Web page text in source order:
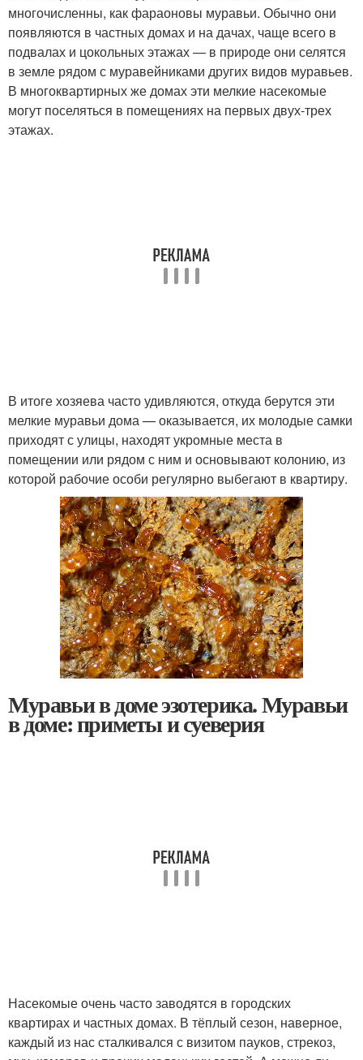
многочисленны, как фараоновы муравьи. Обычно они
появляются в частных домах и на дачах, чаще всего в
подвалах и цокольных этажах — в природе они селятся
в земле рядом с муравейниками других видов муравьев.
В многоквартирных же домах эти мелкие насекомые
могут поселяться в помещениях на первых двух-трех
этажах.
В итоге хозяева часто удивляются, откуда берутся эти
мелкие муравьи дома — оказывается, их молодые самки
приходят с улицы, находят укромные места в
помещении или рядом с ним и основывают колонию, из
которой рабочие особи регулярно выбегают в квартиру.
Муравьи в доме эзотерика. Муравьи
в доме: приметы и суеверия
Насекомые очень часто заводятся в городских
квартирах и частных домах. В тёплый сезон, наверное,
каждый из нас сталкивался с визитом пауков, стрекоз,